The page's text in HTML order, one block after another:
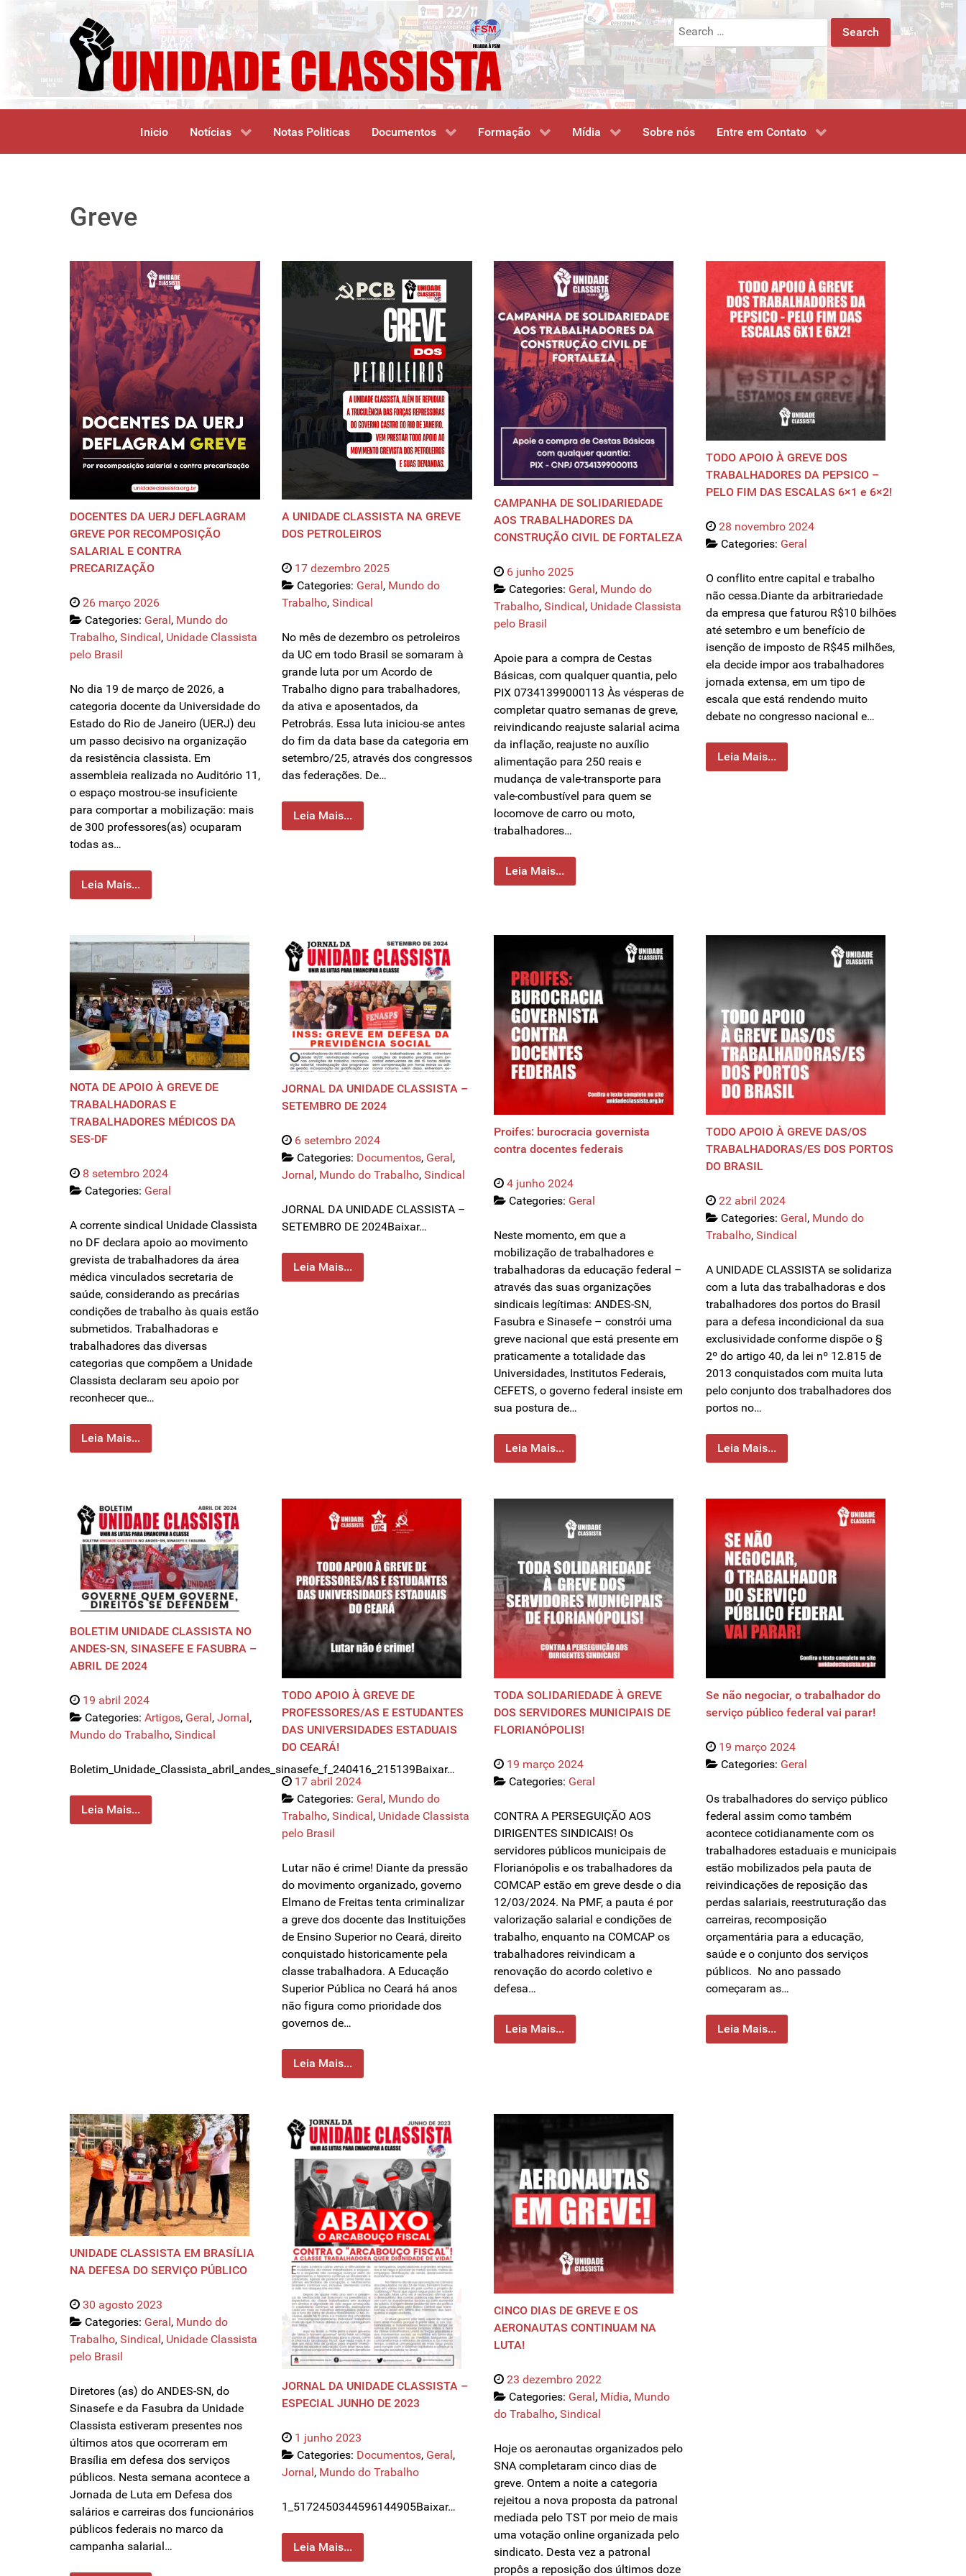
Search
for:
Inicio Notícias Notas Politicas Documentos Formação Mídia Sobre nós Entre em Contato
Greve
DOCENTES DA UERJ DEFLAGRAM
GREVE POR RECOMPOSIÇÃO
SALARIAL E CONTRA
PRECARIZAÇÃO
26 março 2026
Categories: Geral, Mundo do
Trabalho, Sindical, Unidade Classista
pelo Brasil
No dia 19 de março de 2026, a
categoria docente da Universidade do
Estado do Rio de Janeiro (UERJ) deu
um passo decisivo na organização
da resistência classista. Em
assembleia realizada no Auditório 11,
o espaço mostrou-se insuficiente
para comportar a mobilização: mais
de 300 professores(as) ocuparam
todas as…
Leia Mais...
A UNIDADE CLASSISTA NA GREVE
DOS PETROLEIROS
17 dezembro 2025
Categories: Geral, Mundo do
Trabalho, Sindical
No mês de dezembro os petroleiros
da UC em todo Brasil se somaram à
grande luta por um Acordo de
Trabalho digno para trabalhadores,
da ativa e aposentados, da
Petrobrás. Essa luta iniciou-se antes
do fim da data base da categoria em
setembro/25, através dos congressos
das federações. De…
Leia Mais...
CAMPANHA DE SOLIDARIEDADE
AOS TRABALHADORES DA
CONSTRUÇÃO CIVIL DE FORTALEZA
6 junho 2025
Categories: Geral , Mundo do
Trabalho, Sindical , Unidade Classista
pelo Brasil
Apoie para a compra de Cestas
Básicas, com qualquer quantia, pelo
PIX 07341399000113 Às vésperas de
completar quatro semanas de greve,
reivindicando reajuste salarial acima
da inflação, reajuste no auxílio
alimentação para 250 reais e
mudança de vale-transporte para
vale-combustível para quem se
locomove de carro ou moto,
trabalhadores…
Leia Mais...
TODO APOIO À GREVE DOS
TRABALHADORES DA PEPSICO –
PELO FIM DAS ESCALAS 6×1 e 6×2!
28 novembro 2024
Categories: Geral
O conflito entre capital e trabalho
não cessa.Diante da arbitrariedade
da empresa que faturou R$10 bilhões
até setembro e um benefício de
isenção de imposto de R$45 milhões,
ela decide impor aos trabalhadores
jornada extensa, em um tipo de
escala que está rendendo muito
debate no congresso nacional e…
Leia Mais...
NOTA DE APOIO À GREVE DE
TRABALHADORAS E
TRABALHADORES MÉDICOS DA
SES-DF
8 setembro 2024
Categories: Geral
A corrente sindical Unidade Classista
no DF declara apoio ao movimento
grevista de trabalhadores da área
médica vinculados secretaria de
saúde, considerando as precárias
condições de trabalho às quais estão
submetidos. Trabalhadoras e
trabalhadores das diversas
categorias que compõem a Unidade
Classista declaram seu apoio por
reconhecer que…
Leia Mais...
JORNAL DA UNIDADE CLASSISTA –
SETEMBRO DE 2024
6 setembro 2024
Categories: Documentos, Geral,
Jornal, Mundo do Trabalho, Sindical
JORNAL DA UNIDADE CLASSISTA –
SETEMBRO DE 2024Baixar…
Leia Mais...
Proifes: burocracia governista
contra docentes federais
4 junho 2024
Categories: Geral
Neste momento, em que a
mobilização de trabalhadores e
trabalhadoras da educação federal –
através das suas organizações
sindicais legítimas: ANDES-SN,
Fasubra e Sinasefe – constrói uma
greve nacional que está presente em
praticamente a totalidade das
Universidades, Institutos Federais,
CEFETS, o governo federal insiste em
sua postura de…
Leia Mais...
TODO APOIO À GREVE DAS/OS
TRABALHADORAS/ES DOS PORTOS
DO BRASIL
22 abril 2024
Categories: Geral, Mundo do
Trabalho, Sindical
A UNIDADE CLASSISTA se solidariza
com a luta das trabalhadoras e dos
trabalhadores dos portos do Brasil
para a defesa incondicional da sua
exclusividade conforme dispõe o §
2º do artigo 40, da lei nº 12.815 de
2013 conquistados com muita luta
pelo conjunto dos trabalhadores dos
portos no…
Leia Mais...
BOLETIM UNIDADE CLASSISTA NO
ANDES-SN, SINASEFE E FASUBRA –
ABRIL DE 2024
19 abril 2024
Categories: Artigos, Geral, Jornal,
Mundo do Trabalho, Sindical
Boletim_Unidade_Classista_abril_andes_sinasefe_f_240416_215139Baixar…
Leia Mais...
TODO APOIO À GREVE DE
PROFESSORES/AS E ESTUDANTES
DAS UNIVERSIDADES ESTADUAIS
DO CEARÁ!
17 abril 2024
Categories: Geral, Mundo do
Trabalho, Sindical, Unidade Classista
pelo Brasil
Lutar não é crime! Diante da pressão
do movimento organizado, governo
Elmano de Freitas tenta criminalizar
a greve dos docente das Instituições
de Ensino Superior no Ceará, direito
conquistado historicamente pela
classe trabalhadora. A Educação
Superior Pública no Ceará há anos
não figura como prioridade dos
governos de…
Leia Mais...
TODA SOLIDARIEDADE À GREVE
DOS SERVIDORES MUNICIPAIS DE
FLORIANÓPOLIS!
19 março 2024
Categories: Geral
CONTRA A PERSEGUIÇÃO AOS
DIRIGENTES SINDICAIS! Os
servidores públicos municipais de
Florianópolis e os trabalhadores da
COMCAP estão em greve desde o dia
12/03/2024. Na PMF, a pauta é por
valorização salarial e condições de
trabalho, enquanto na COMCAP os
trabalhadores reivindicam a
renovação do acordo coletivo e
defesa…
Leia Mais...
Se não negociar, o trabalhador do
serviço público federal vai parar!
19 março 2024
Categories: Geral
Os trabalhadores do serviço público
federal assim como também
acontece cotidianamente com os
trabalhadores estaduais e municipais
estão mobilizados pela pauta de
reivindicações de reposição das
perdas salariais, reestruturação das
carreiras, recomposição
orçamentária para a educação,
saúde e o conjunto dos serviços
públicos. No ano passado
começaram as…
Leia Mais...
UNIDADE CLASSISTA EM BRASÍLIA
NA DEFESA DO SERVIÇO PÚBLICO
30 agosto 2023
Categories: Geral, Mundo do
Trabalho, Sindical, Unidade Classista
pelo Brasil
Diretores (as) do ANDES-SN, do
Sinasefe e da Fasubra da Unidade
Classista estiveram presentes nos
últimos atos que ocorreram em
Brasília em defesa dos serviços
públicos. Nesta semana acontece a
Jornada de Luta em Defesa dos
salários e carreiras dos funcionários
públicos federais no marco da
campanha salarial…
JORNAL DA UNIDADE CLASSISTA –
ESPECIAL JUNHO DE 2023
1 junho 2023
Categories: Documentos, Geral,
Jornal, Mundo do Trabalho
1_5172450344596144905Baixar…
Leia Mais...
CINCO DIAS DE GREVE E OS
AERONAUTAS CONTINUAM NA
LUTA!
23 dezembro 2022
Categories: Geral, Mídia, Mundo
do Trabalho, Sindical
Hoje os aeronautas organizados pelo
SNA completaram cinco dias de
greve. Ontem a noite a categoria
rejeitou a nova proposta da patronal
mediada pelo TST por meio de mais
uma votação online organizada pelo
sindicato. Desta vez a patronal
propôs a reposição dos últimos doze